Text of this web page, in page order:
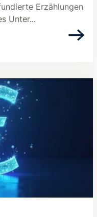
Erzählungen
Unter...